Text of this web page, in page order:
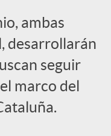
ambas
desarrollarán
seguir
marco del